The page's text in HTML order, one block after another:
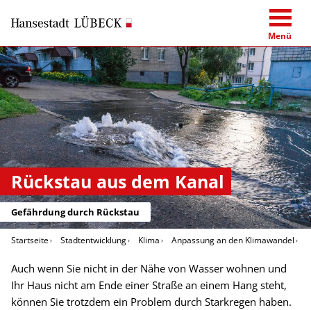
Menü
Rückstau aus dem Kanal
Gefährdung durch Rückstau
Startseite Stadtentwicklung Klima Anpassung an den Klimawandel
Auch wenn Sie nicht in der Nähe von Wasser wohnen und
Ihr Haus nicht am Ende einer Straße an einem Hang steht,
können Sie trotzdem ein Problem durch Starkregen haben.